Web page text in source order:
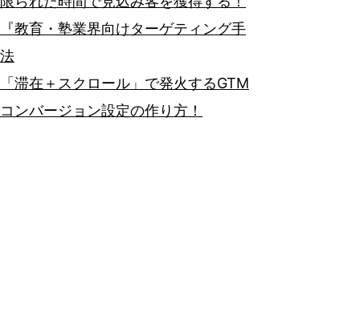
『教育・塾業界向けターゲティング手
法
「滞在＋スクロール」で発火するGTM
コンバージョン設定の作り方！